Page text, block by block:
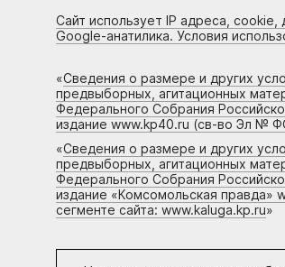
Сайт использует IP адреса,
Google-анатилика. Условия
«Сведения о размере и других
предвыборных, агитационных
Федерального Собрания
издание www.kp40.ru (св-во Эл №
«Сведения о размере и других
предвыборных, агитационных
Федерального Собрания
издание «Комсомольская
сегменте сайта: www.kaluga.kp.ru»